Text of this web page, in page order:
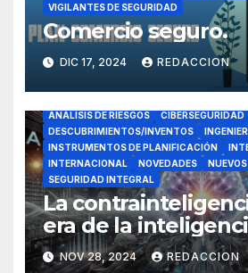
VIGILANTES DE SEGURIDAD
Comercio seguro.
DIC 17, 2024 REDACCION
ANÁLISIS DE RIESGOS
CIBERSEGURIDAD
DESCUBRIMIENTOS/INVENTOS
INSTRUMENTOS DE PLANIFICACIÓN
INTERNACIONAL
NOVEDADES
SEGURIDAD INTEGRAL
La
era de la
NOV 28, 2024 REDACCION